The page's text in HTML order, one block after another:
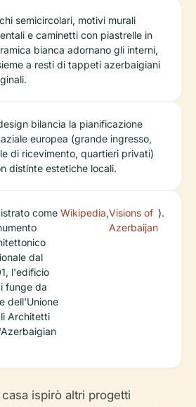
semicircolari, motivi murali
e caminetti con piastrelle in
bianca adornano gli interni,
a resti di tappeti azerbaigiani
bilancia la pianificazione
europea (grande ingresso,
di ricevimento, quartieri privati)
distinte estetiche locali.
come
dal
l'edificio
funge da
dell'Unione
Architetti
Wikipedia,Visions of
Azerbaijan
).
ispirò altri progetti